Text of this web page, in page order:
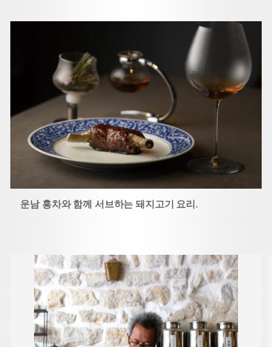
운남 홍차와 함께 서브하는 돼지고기 요리.